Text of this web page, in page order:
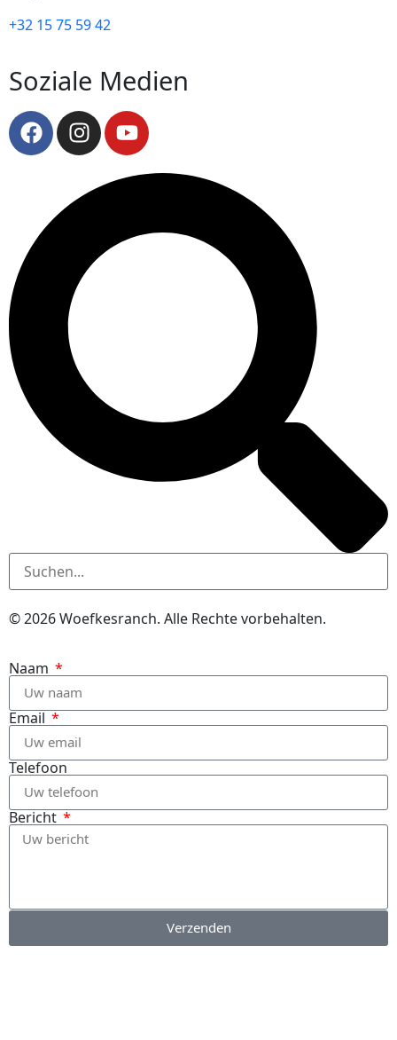
+32 15 75 59 42
Soziale Medien
© 2026Woefkesranch. Alle Rechte vorbehalten.
Naam
Email
Telefoon
Bericht
Verzenden